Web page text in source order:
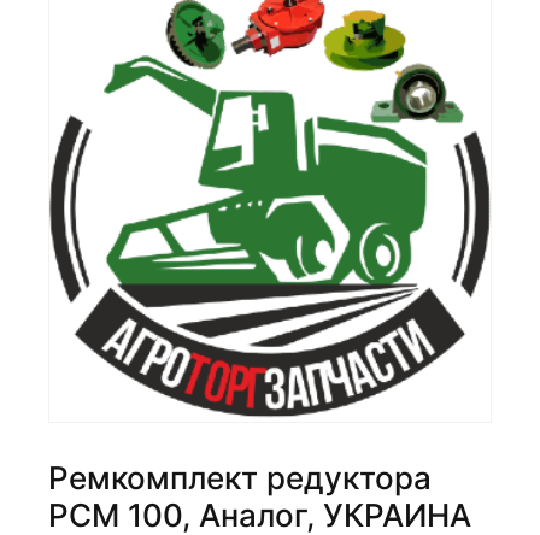
Ремкомплект редуктора
РСМ 100, Аналог, УКРАИНА